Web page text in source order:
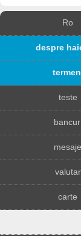
Ro
despre
teste
bancuri
mesaje
valutar
carte